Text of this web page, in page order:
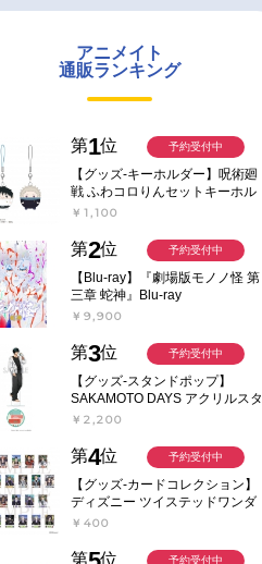
アニメイト
通販ランキング
第1位
【グッズ-キーホルダー】呪術廻
戦 ふわコロりんセットキーホル
ダー【アニメイト特典付】
￥1,100
予約受付中
第2位
【Blu-ray】『劇場版モノノ怪 第
三章 蛇神』Blu-ray
￥9,900
予約受付中
第3位
【グッズ-スタンドポップ】
SAKAMOTO DAYS アクリルスタ
ンド～Sunny Afternoon～ 4.南雲
￥2,200
予約受付中
第4位
【グッズ-カードコレクション】
ディズニー ツイステッドワンダ
ーランド ランダムカードコレク
￥400
予約受付中
第 位 予約受付中